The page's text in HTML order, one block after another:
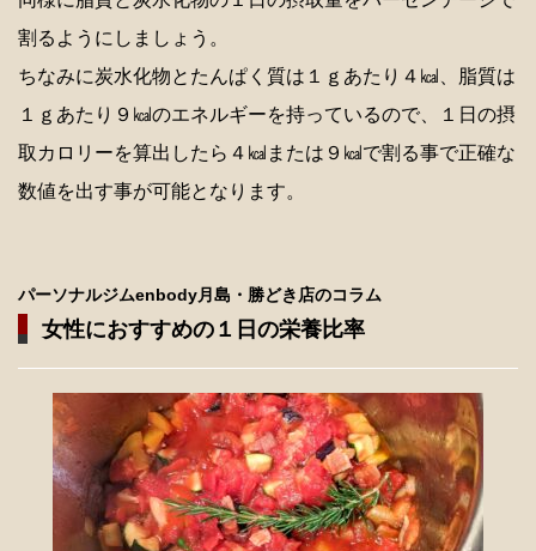
割るようにしましょう。
ちなみに炭水化物とたんぱく質は１ｇあたり４㎉、脂質は
１ｇあたり９㎉のエネルギーを持っているので、１日の摂
取カロリーを算出したら４㎉または９㎉で割る事で正確な
数値を出す事が可能となります。
パーソナルジムenbody月島・勝どき店のコラム
女性におすすめの１日の栄養比率